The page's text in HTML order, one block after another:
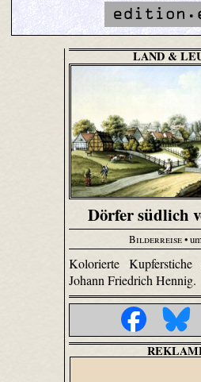
LAND &
Dörfer südlich
Bilderreise•
Kolorierte
Johann Friedrich Hennig.